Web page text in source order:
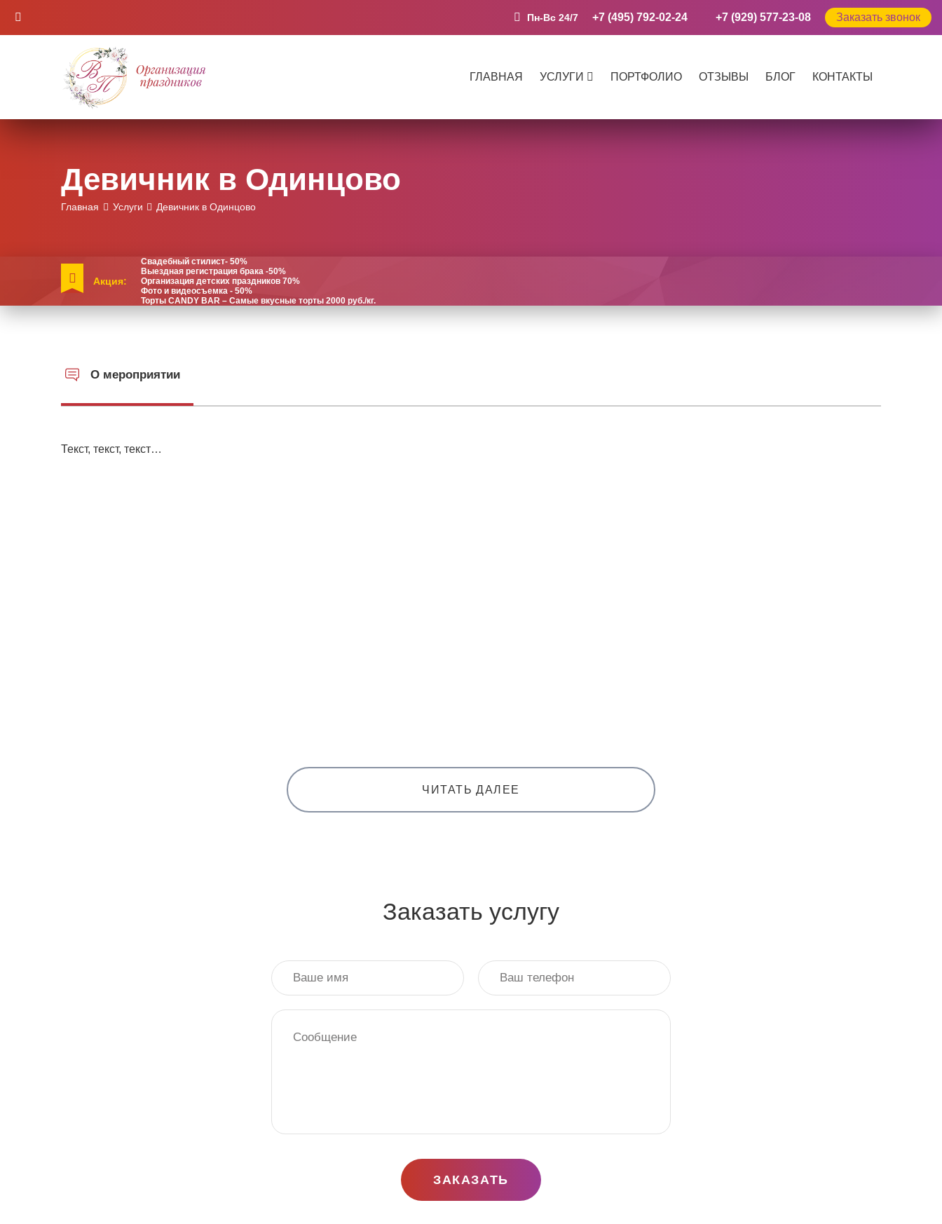
Пн-Вс 24/7 +7 (495) 792-02-24 +7 (929) 577-23-08 Заказать звонок
ГЛАВНАЯ УСЛУГИ ПОРТФОЛИО ОТЗЫВЫ БЛОГ КОНТАКТЫ
Девичник в Одинцово
Главная Услуги Девичник в Одинцово
Акция:
Свадебный стилист- 50%
Выездная регистрация брака -50%
Организация детских праздников 70%
Фото и видеосъемка - 50%
Торты CANDY BAR – Самые вкусные торты 2000 руб./кг.
О мероприятии
Текст, текст, текст…
ЧИТАТЬ ДАЛЕЕ
Заказать услугу
ЗАКАЗАТЬ